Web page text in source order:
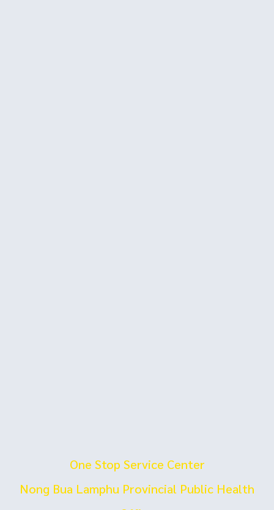
One Stop Service Center
Nong Bua Lamphu Provincial Public Health